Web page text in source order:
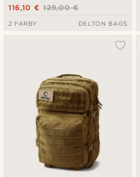
129,00 €
116,10 €
2 FARBY DELTON BAGS